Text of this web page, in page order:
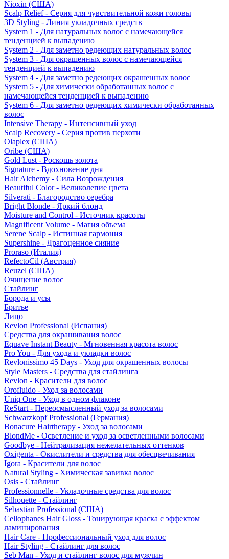
Nioxin (США)
Scalp Relief - Серия для чувствительной кожи головы
3D Styling - Линия укладочных средств
System 1 - Для натуральных волос с намечающейся
тенденцией к выпадению
System 2 - Для заметно редеющих натуральных волос
System 3 - Для окрашенных волос с намечающейся
тенденцией к выпадению
System 4 - Для заметно редеющих окрашенных волос
System 5 - Для химически обработанных волос с
намечающейся тенденцией к выпадению
System 6 - Для заметно редеющих химически обработанных
волос
Intensive Therapy - Интенсивный уход
Scalp Recovery - Серия против перхоти
Olaplex (США)
Oribe (США)
Gold Lust - Роскошь золота
Signature - Вдохновение дня
Hair Alchemy - Сила Возрождения
Beautiful Color - Великолепие цвета
Silverati - Благородство серебра
Bright Blonde - Яркий блонд
Moisture and Control - Источник красоты
Magnificent Volume - Магия объема
Serene Scalp - Истинная гармония
Supershine - Драгоценное сияние
Proraso (Италия)
RefectoCil (Австрия)
Reuzel (США)
Очищение волос
Стайлинг
Борода и усы
Бритье
Лицо
Revlon Professional (Испания)
Средства для окрашивания волос
Equave Instant Beauty - Мгновенная красота волос
Pro You - Для ухода и укладки волос
Revlonissimo 45 Days - Уход для окрашенных волосы
Style Masters - Средства для стайлинга
Revlon - Красители для волос
Orofluido - Уход за волосами
Uniq One - Уход в одном флаконе
ReStart - Переосмысленный уход за волосами
Schwarzkopf Professional (Германия)
Bonacure Hairtherapy - Уход за волосами
BlondMe - Осветление и уход за осветленными волосами
Goodbye - Нейтрализация нежелательных оттенков
Oxigenta - Окислители и средства для обесцвечивания
Igora - Красители для волос
Natural Styling - Химическая завивка волос
Osis - Стайлинг
Professionnelle - Укладочные средства для волос
Silhouette - Стайлинг
Sebastian Professional (США)
Cellophanes Hair Gloss - Тонирующая краска с эффектом
ламинирования
Hair Care - Профессиональный уход для волос
Hair Styling - Стайлинг для волос
Seb Man - Уход и стайлинг волос для мужчин